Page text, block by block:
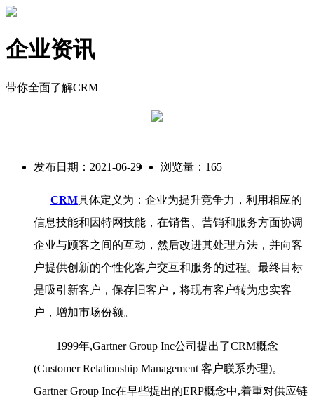
企业资讯
带你全面了解CRM
发布日期：2021-06-29 | 浏览量：165
CRM具体定义为：企业为提升竞争力，利用相应的
信息技能和因特网技能，在销售、营销和服务方面协调
企业与顾客之间的互动，然后改进其处理方法，并向客
户提供创新的个性化客户交互和服务的过程。最终目标
是吸引新客户，保存旧客户，将现有客户转为忠实客
户，增加市场份额。
1999年,Gartner Group Inc公司提出了CRM概念
(Customer Relationship Management 客户联系办理)。
Gartner Group Inc在早些提出的ERP概念中,着重对供应链